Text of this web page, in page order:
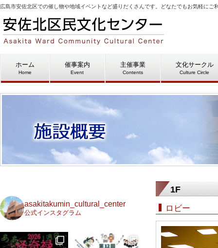
広島市安佐北区での催し物や地域イベントなど盛りだくさんです。どなたでもお気軽にご
ホーム
Home
催事案内
Event
主催事業
Contents
文化サークル
Culture Circle
1F
ロビー
asakitakumin_cultural_center
公式インスタグラム